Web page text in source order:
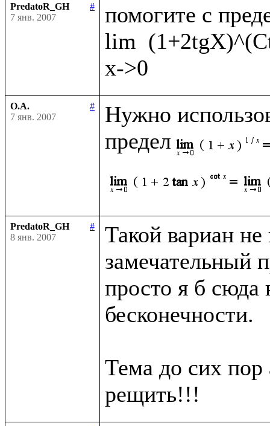
PredatoR_GH
#
7 янв. 2007
помогите с
lim
О.А.
#
7 янв. 2007
Нужно
предел
PredatoR_GH
#
8 янв. 2007
Такой вариан не
замечательный
просто я б сюда
бесконечности.
Тема до сих пор